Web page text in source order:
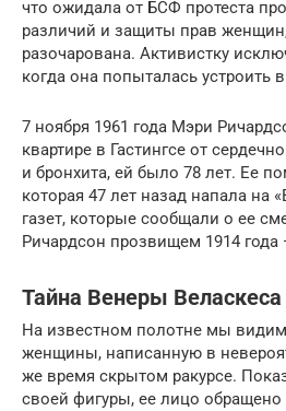
что ожидала от БСФ протеста
различий и защиты прав
разочарована. Активистку
когда она попыталась устроить
7 ноября 1961 года Мэри
квартире в Гастингсе от
и бронхита, ей было 78 лет. Ее
которая 47 лет назад напала на
газет, которые сообщали о ее
Ричардсон прозвищем 1914
Тайна Венеры Веласкеса
На известном полотне мы
женщины, написанную в
же время скрытом ракурсе.
своей фигуры, ее лицо обращено